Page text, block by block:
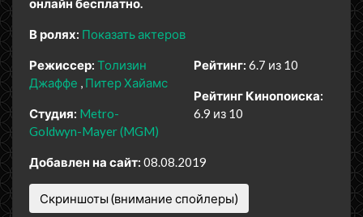
онлайн бесплатно.
В ролях: Показать актеров
Режиссер: Толизин
Джаффе
Питер Хайамс
Студия: Metro-
Goldwyn-Mayer (MGM)
Рейтинг: 6.7 из 10
Рейтинг Кинопоиска:
6.9 из 10
Добавлен на сайт: 08.08.2019
Скриншоты (внимание спойлеры)